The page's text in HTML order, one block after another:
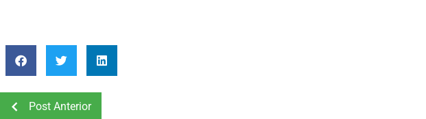
Post Anterior